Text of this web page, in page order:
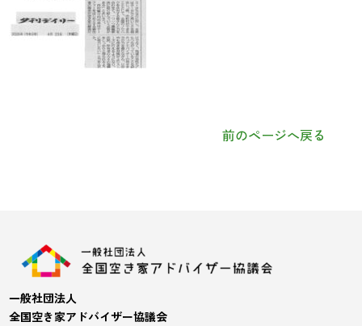
前のページへ戻る
一般社団法人
全国空き家アドバイザー協議会